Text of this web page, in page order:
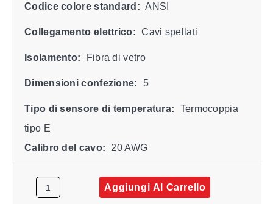
Codice colore standard: ANSI
Collegamento elettrico: Cavi spellati
Isolamento: Fibra di vetro
Dimensioni confezione: 5
Tipo di sensore di temperatura:
Termocoppia
tipo E
Calibro del cavo:
20 AWG
Aggiungi Al Carrello